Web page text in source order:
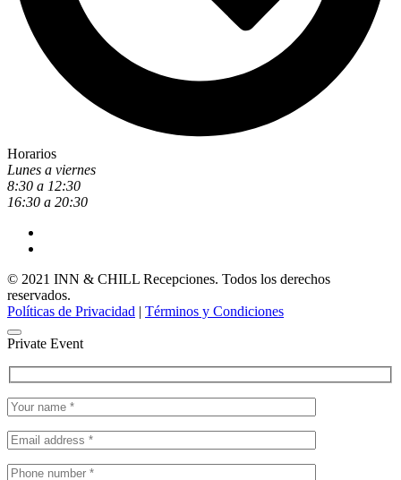
Horarios
Lunes a viernes
8:30 a 12:30
16:30 a 20:30
© 2021 INN & CHILL Recepciones. Todos los derechos
reservados.
Políticas de Privacidad | Términos y Condiciones
Private Event